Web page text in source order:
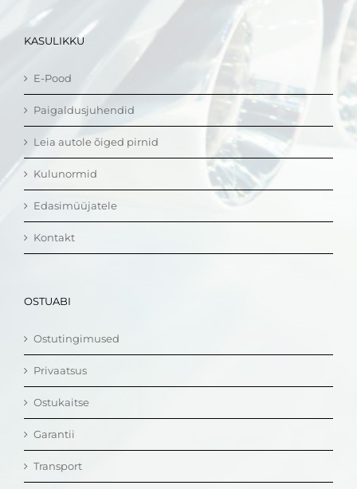
KASULIKKU
E-Pood
Paigaldusjuhendid
Leia autole õiged pirnid
Kulunormid
Edasimüüjatele
Kontakt
OSTUABI
Ostutingimused
Privaatsus
Ostukaitse
Garantii
Transport